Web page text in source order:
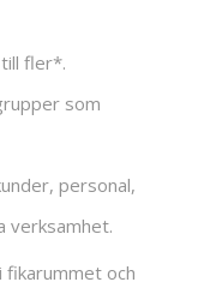
fler*.
som
personal,
verksamhet.
fikarummet och